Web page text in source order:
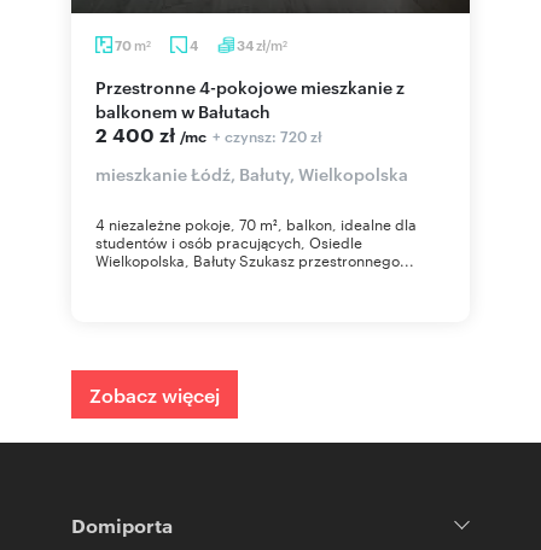
70 m2 4 34zł/m2
Przestronne 4-pokojowe mieszkanie z
balkonem w Bałutach
2 400 zł /mc + czynsz: 720 zł
mieszkanie Łódź, Bałuty, Wielkopolska
4 niezależne pokoje, 70 m², balkon, idealne dla
studentów i osób pracujących, Osiedle
Wielkopolska, Bałuty Szukasz przestronnego...
Zobacz więcej
Domiporta